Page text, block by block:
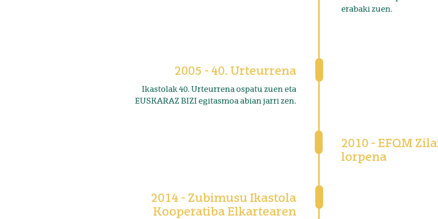
erabaki zuen.
2005 - 40. Urteurrena
Ikastolak 40. Urteurrena ospatu zuen eta
EUSKARAZ BIZI egitasmoa abian jarri zen.
2010 - EFQM
lorpena
2014 - Zubimusu Ikastola
Kooperatiba Elkartearen